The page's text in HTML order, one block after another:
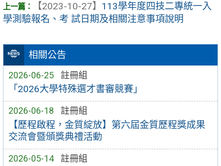
相關公告
2026-06-25 註冊組
「2026大學特殊選才書審競賽」
2026-06-18 註冊組
【歷程啟程，金質綻放】第六屆金質歷程獎成果
交流會暨頒獎典禮活動
2026-05-14 註冊組
【2023-10-27】 113學年度四技二專統一入
學測驗報名、考 試日期及相關注意事項說明